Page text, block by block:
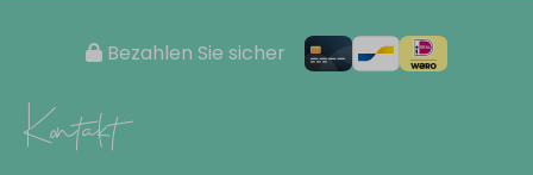
Bezahlen Sie sicher
Kontakt